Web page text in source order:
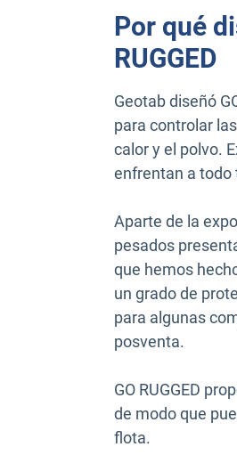
Por qué
RUGGED
Geotab diseñó
para controlar
calor y el polvo.
enfrentan a todo
Aparte de la
pesados
que hemos
un grado de
para algunas
posventa.
GO RUGGED
de modo que
flota.